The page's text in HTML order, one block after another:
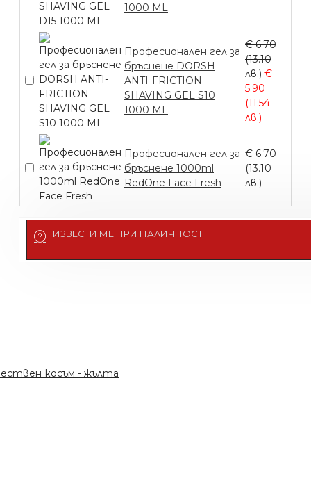
1000 ML
Професионален гел за
бръснене DORSH
ANTI-FRICTION
SHAVING GEL S10
1000 ML
€ 6.70
(13.10
лв.) €
5.90
(11.54
лв.)
Професионален гел за
бръснене 1000ml
RedOne Face Fresh
€ 6.70
(13.10
лв.)
ИЗВЕСТИ МЕ ПРИ НАЛИЧНОСТ
косъм - жълта